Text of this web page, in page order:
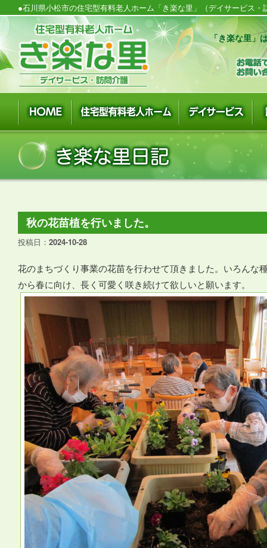
●石川県小松市の住宅型有料老人ホーム「き楽な里」（デイサービス
「き楽な里」
秋の花苗植を行いました。
投稿日： 2024-10-28
花のまちづくり事業の花苗を行わせて頂きました。いろんな
から春に向け、長く可愛く咲き続けて欲しいと願います。